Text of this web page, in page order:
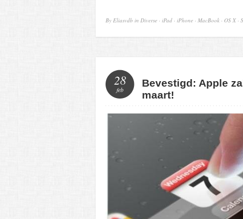
By Eliasvdb in Diverse · iPad · iPhone · MacBook · OS X ·
28
feb
Bevestigd: Apple
maart!